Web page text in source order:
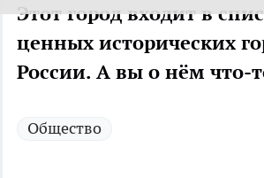
Этот город входит в
ценных исторических
России. А вы о нём что-
Общество